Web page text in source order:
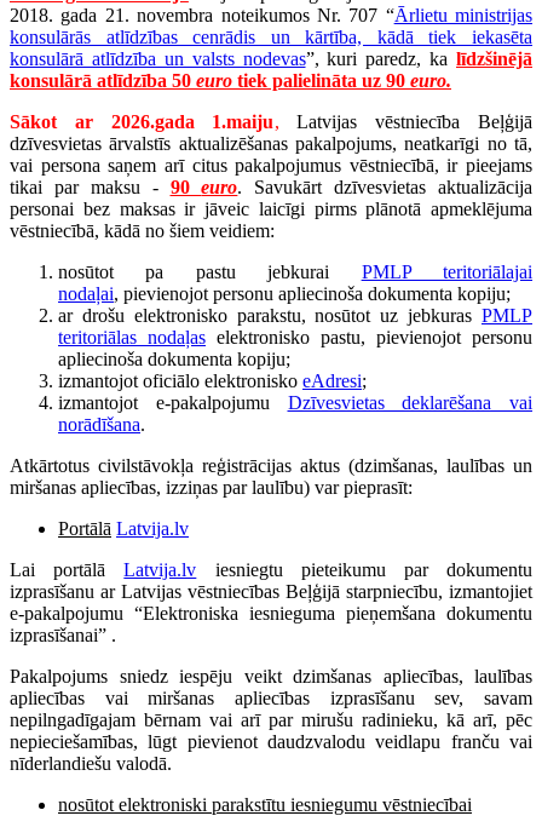
2018. gada 21. novembra noteikumos Nr. 707 “Ārlietu ministrijas
konsulārās atlīdzības cenrādis un kārtība, kādā tiek iekasēta
konsulārā atlīdzība un valsts nodevas”, kuri paredz, ka līdzšinējā
konsulārā atlīdzība 50 euro tiek palielināta uz 90 euro.
Sākot ar 2026.gada 1.maiju,Latvijas vēstniecība Beļģijā
dzīvesvietas ārvalstīs aktualizēšanas pakalpojums, neatkarīgi no tā,
vai persona saņem arī citus pakalpojumus vēstniecībā, ir pieejams
tikai par maksu - 90euro. Savukārt dzīvesvietas aktualizācija
personai bez maksas ir jāveic laicīgi pirms plānotā apmeklējuma
vēstniecībā, kādā no šiem veidiem:
nosūtot pa pastu jebkurai PMLP teritoriālajai
nodaļai, pievienojot personu apliecinoša dokumenta kopiju;
ar drošu elektronisko parakstu, nosūtot uz jebkuras PMLP
teritoriālas nodaļas elektronisko pastu, pievienojot personu
apliecinoša dokumenta kopiju;
izmantojot oficiālo elektronisko eAdresi;
izmantojot e-pakalpojumu Dzīvesvietas deklarēšana vai
norādīšana.
Atkārtotus civilstāvokļa reģistrācijas aktus (dzimšanas, laulības un
miršanas apliecības, izziņas par laulību) var pieprasīt:
Portālā Latvija.lv
Lai portālāLatvija.lv iesniegtu pieteikumu par dokumentu
izprasīšanu ar Latvijas vēstniecības Beļģijā starpniecību, izmantojiet
e-pakalpojumu “Elektroniska iesnieguma pieņemšana dokumentu
izprasīšanai” .
Pakalpojums sniedz iespēju veikt dzimšanas apliecības, laulības
apliecības vai miršanas apliecības izprasīšanu sev, savam
nepilngadīgajam bērnam vai arī par mirušu radinieku, kā arī, pēc
nepieciešamības, lūgt pievienot daudzvalodu veidlapu franču vai
nīderlandiešu valodā.
nosūtot elektroniski parakstītu iesniegumu vēstniecībai